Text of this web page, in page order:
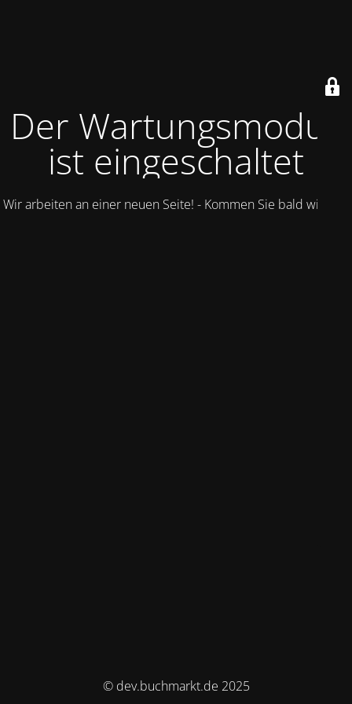
Der Wartungsmodus
ist eingeschaltet
Wir arbeiten an einer neuen Seite! - Kommen Sie bald wieder.
© dev.buchmarkt.de 2025